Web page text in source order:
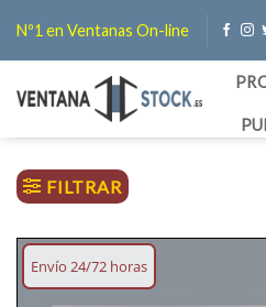
contenido
Nº1 en Ventanas On-line
FILTRAR
Envío 24/72 horas